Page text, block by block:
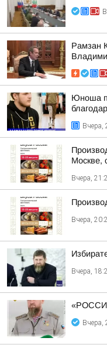
Рамзан
Юноша
Вчера,
Москве,
Вчера,
Вчера,
Вчера,
Вчера,